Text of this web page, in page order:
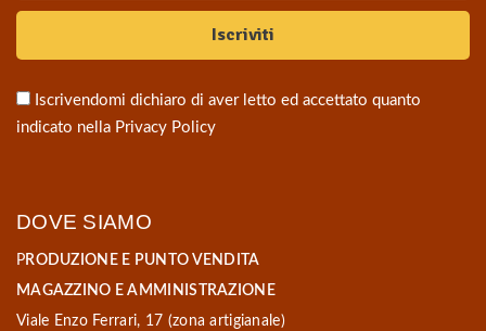
Iscrivendomi dichiaro di aver letto ed accettato quanto
indicato nella Privacy Policy
DOVE SIAMO
PRODUZIONE E PUNTO VENDITA
MAGAZZINO E AMMINISTRAZIONE
Viale Enzo Ferrari, 17 (zona artigianale)